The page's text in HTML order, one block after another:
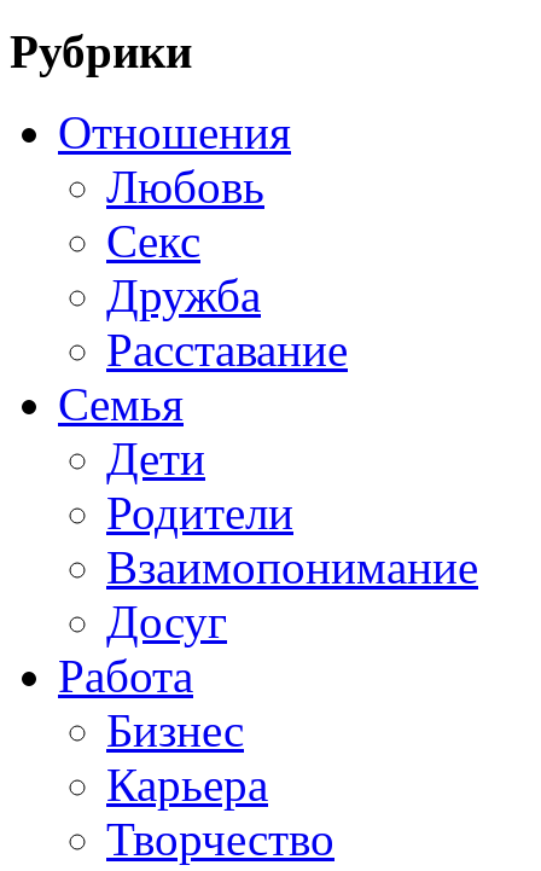
Рубрики
Отношения
Любовь
Секс
Дружба
Расставание
Семья
Дети
Родители
Взаимопонимание
Досуг
Работа
Бизнес
Карьера
Творчество